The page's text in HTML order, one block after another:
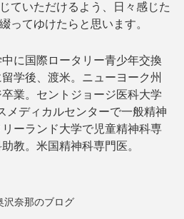
ていただけるよう、日々感じた
ってゆけたらと思います。
に国際ロータリー青少年交換
学後、渡米。ニューヨーク州
業。セントジョージ医科大学
メディカルセンターで一般精神
ーランド大学で児童精神科専
教。米国精神科専門医。
沢奈那のブログ